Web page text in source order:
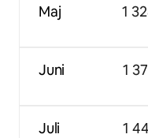
Maj
Juni
Juli
1
1
1